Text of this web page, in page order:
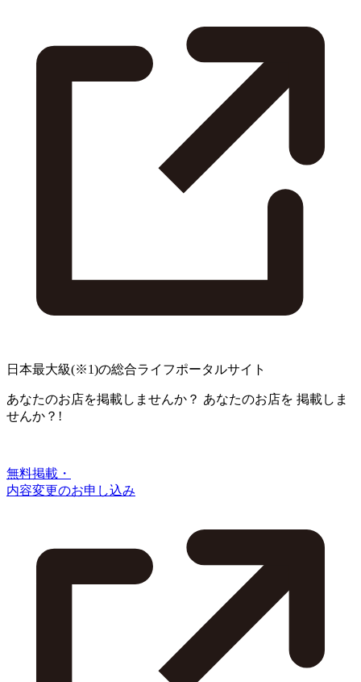
日本最大級(※1)の総合ライフポータルサイト
あなたのお店を掲載しませんか？ あなたのお店を 掲載しま
せんか？!
無料掲載・
内容変更のお申し込み